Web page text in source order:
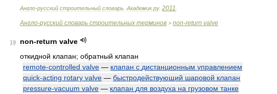
Англо-русский строительный словарь Академик.ру. 2011
Англо-русский словарь строительных терминов > non-return valve
19 non-return valve
откидной клапан; обратный клапан
remote-controlled valve — клапан с дистанционным управлением
quick-acting rotary valve — быстродействующий шаровой клапан
pressure-vacuum valve — клапан для воздуха на грузовом танке